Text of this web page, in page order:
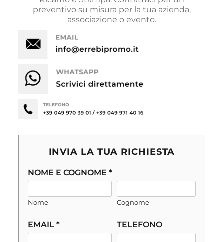
preventivo su misura per la tua azienda,
associazione o evento.
INVIA LA TUA RICHIESTA
NOME E COGNOME *
Nome Cognome
EMAIL * TELEFONO